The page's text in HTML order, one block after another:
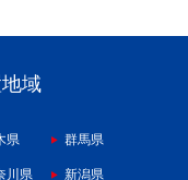
域
県 群馬県
川県 新潟県